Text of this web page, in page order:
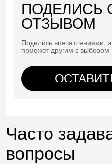
ПОДЕЛИСЬ
ОТЗЫВОМ
Поделись впечатлениями,
поможет другим с выбором
Часто
вопросы